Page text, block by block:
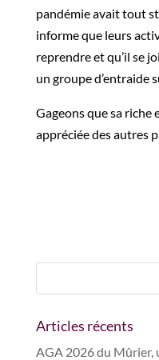
pandémie avait tout
informe que leurs
reprendre et qu’il se
un groupe d’entraide
Gageons que sa riche
appréciée des autres
Articles récents
AGA 2026 du Mûrier,